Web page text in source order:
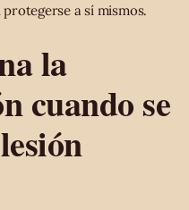
a sí mismos.
la
cuando se